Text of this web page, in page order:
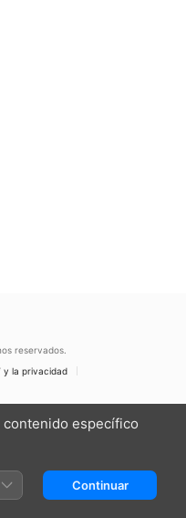
reservados.
y la privacidad
específico
Continuar